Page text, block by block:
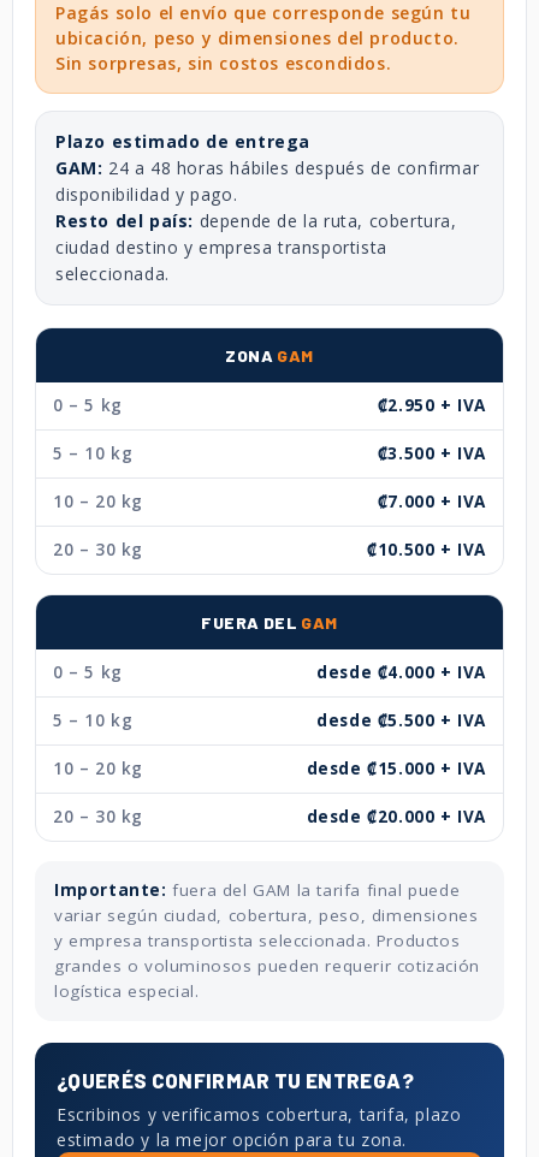
Pagás solo el envío que corresponde según tu
ubicación, peso y dimensiones del producto.
Sin sorpresas, sin costos escondidos.
Plazo estimado de entrega
GAM: 24 a 48 horas hábiles después de confirmar
disponibilidad y pago.
Resto del país: depende de la ruta, cobertura,
ciudad destino y empresa transportista
seleccionada.
ZONA GAM
0 – 5 kg ₡2.950 + IVA
5 – 10 kg ₡3.500 + IVA
10 – 20 kg ₡7.000 + IVA
20 – 30 kg ₡10.500 + IVA
FUERA DEL GAM
0 – 5 kg desde ₡4.000 + IVA
5 – 10 kg desde ₡5.500 + IVA
10 – 20 kg desde ₡15.000 + IVA
20 – 30 kg desde ₡20.000 + IVA
Importante: fuera del GAM la tarifa final puede
variar según ciudad, cobertura, peso, dimensiones
y empresa transportista seleccionada. Productos
grandes o voluminosos pueden requerir cotización
logística especial.
¿QUERÉS CONFIRMAR TU ENTREGA?
Escribinos y verificamos cobertura, tarifa, plazo
estimado y la mejor opción para tu zona.